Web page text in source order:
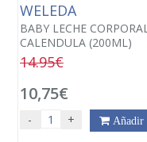
WELEDA
BABY LECHE
CALENDULA (200ML)
14.95€
10,75€
- + Añadir